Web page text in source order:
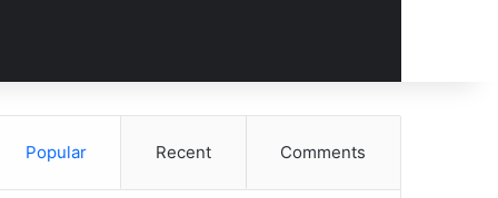
Popular Recent Comments